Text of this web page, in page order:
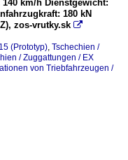
km/h Dienstgewicht:
180 kN
zos-vrutky.sk 
(Prototyp), Tschechien /
/ Zuggattungen / EX
von Triebfahrzeugen /